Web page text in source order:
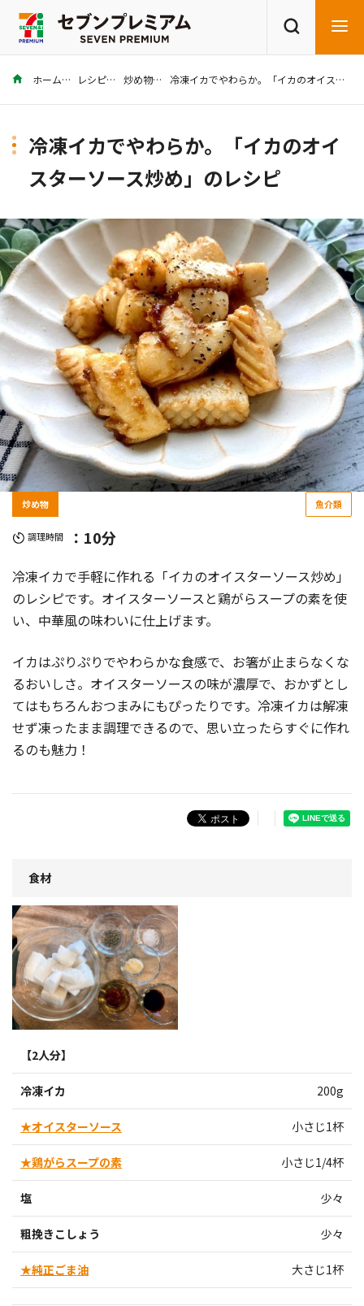
商品を探す レシピを探す
ホーム レシピ 炒め物 冷凍イカでやわらか。「イカのオイスターソース炒め」のレシピ
冷凍イカでやわらか。「イカのオイ
スターソース炒め」のレシピ
炒め物 魚介類
調理時間 ：10分
冷凍イカで手軽に作れる「イカのオイスターソース炒め」
のレシピです。オイスターソースと鶏がらスープの素を使
い、中華風の味わいに仕上げます。
イカはぷりぷりでやわらかな食感で、お箸が止まらなくな
るおいしさ。オイスターソースの味が濃厚で、おかずとし
てはもちろんおつまみにもぴったりです。冷凍イカは解凍
せず凍ったまま調理できるので、思い立ったらすぐに作れ
るのも魅力！
食材
【2人分】
冷凍イカ 200g
★オイスターソース 小さじ1杯
★鶏がらスープの素 小さじ1/4杯
塩 少々
粗挽きこしょう 少々
★純正ごま油 大さじ1杯